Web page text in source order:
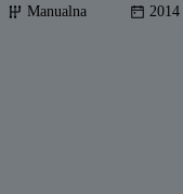
Manualna 2014